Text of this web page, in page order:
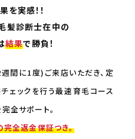
を実感！！
髪診断士在中の
結果で勝負！
間に1度)ご来店いただき、定
ェックを行う最速育毛コース
全サポート。
全返金保証つき。